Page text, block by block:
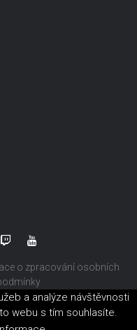
o zpracování osobních
a analýze návštěvnosti
webu s tím souhlasíte.